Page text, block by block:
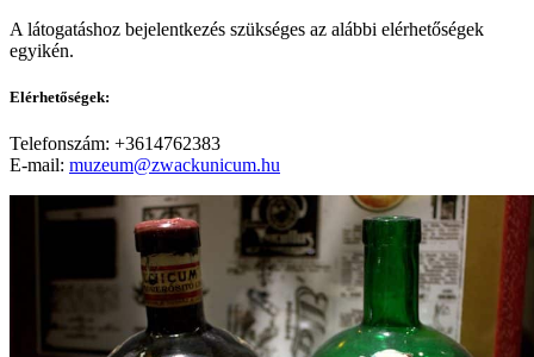
A látogatáshoz bejelentkezés szükséges az alábbi elérhetőségek
egyikén.
Elérhetőségek:
Telefonszám: +3614762383
E-mail: muzeum@zwackunicum.hu